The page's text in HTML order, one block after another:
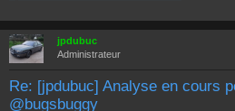
jpdubuc
Administrateur
Re: [jpdubuc] Analyse en cours
@bugsbuggy